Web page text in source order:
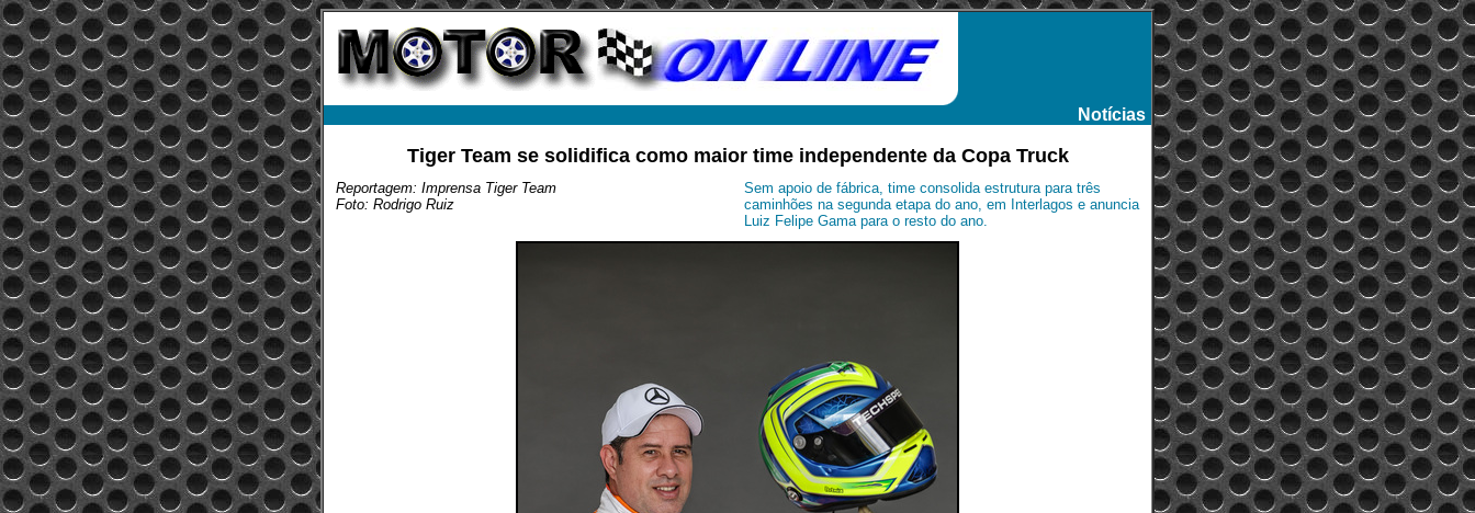
Notícias
Tiger Team se solidifica como maior time independente da Copa Truck
Reportagem: Imprensa Tiger Team
Foto: Rodrigo Ruiz
Sem apoio de fábrica, time consolida estrutura para três
caminhões na segunda etapa do ano, em Interlagos e anuncia
Luiz Felipe Gama para o resto do ano.